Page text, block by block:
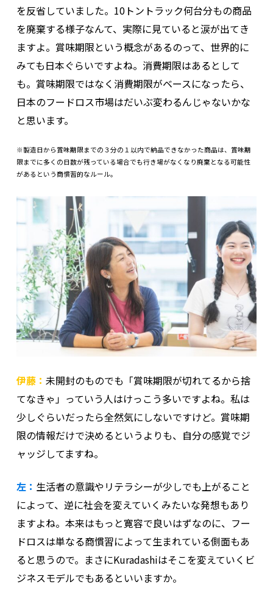
を反省していました。10トントラック何台分もの商品
を廃棄する様子なんて、実際に見ていると涙が出てき
ますよ。賞味期限という概念があるのって、世界的に
みても日本ぐらいですよね。消費期限はあるとして
も。賞味期限ではなく消費期限がベースになったら、
日本のフードロス市場はだいぶ変わるんじゃないかな
と思います。
※製造日から賞味期限までの３分の１以内で納品できなかった商品は、賞味期
限までに多くの日数が残っている場合でも行き場がなくなり廃棄となる可能性
があるという商慣習的なルール。
伊藤： 未開封のものでも「賞味期限が切れてるから捨
てなきゃ」っていう人はけっこう多いですよね。私は
少しぐらいだったら全然気にしないですけど。賞味期
限の情報だけで決めるというよりも、自分の感覚でジ
ャッジしてますね。
左： 生活者の意識やリテラシーが少しでも上がること
によって、逆に社会を変えていくみたいな発想もあり
ますよね。本来はもっと寛容で良いはずなのに、フー
ドロスは単なる商慣習によって生まれている側面もあ
ると思うので。まさにKuradashiはそこを変えていくビ
ジネスモデルでもあるといいますか。